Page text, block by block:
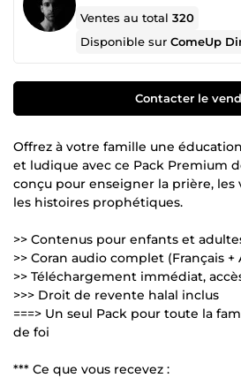
Ventes au total320
Disponible surComeUp
Contacter le
Offrez à votre famille une
et ludique avec ce Pack Premium
conçu pour enseigner la prière, les
les histoires prophétiques.
>> Contenus pour enfants et
>> Coran audio complet (Français
>> Téléchargement immédiat,
>>> Droit de revente halal inclus
===> Un seul Pack pour toute la
de foi
*** Ce que vous recevez :